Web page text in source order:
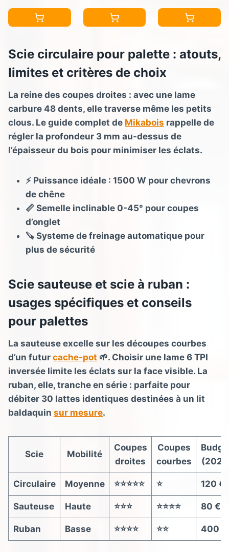
lame pour
bois, butée
emballage
25,4 cm
W)
pour le bois,
métal,
pierre -
WX437 (Livrée
avec
accessoires,
guide et
adaptateur
aspirateur)
Scie circulaire pour palette : atouts,
limites et critères de choix
La reine des coupes droites : avec une lame
carbure 48 dents, elle traverse même les petits
clous. Le guide complet de Mikabois rappelle de
régler la profondeur 3 mm au-dessus de
l’épaisseur du bois pour minimiser les éclats.
⚡ Puissance idéale : 1500 W pour chevrons
de chêne
📏 Semelle inclinable 0-45° pour coupes
d’onglet
🪚 Systeme de freinage automatique pour
plus de sécurité
Scie sauteuse et scie à ruban :
usages spécifiques et conseils
pour palettes
La sauteuse excelle sur les découpes courbes
d’un futur cache-pot 🌱. Choisir une lame 6 TPI
inversée limite les éclats sur la face visible. La
ruban, elle, tranche en série : parfaite pour
débiter 30 lattes identiques destinées à un lit
baldaquin sur mesure.
Scie Mobilité
Coupes
droites
Coupes
courbes
Circulaire Moyenne ⭐⭐⭐⭐⭐ ⭐ 120 €
Sauteuse Haute ⭐⭐⭐ ⭐⭐⭐⭐ 80 €
Ruban Basse ⭐⭐⭐⭐ ⭐⭐ 400 €